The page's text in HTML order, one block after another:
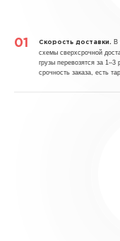
Скорость доставки.
В
схемы сверхсрочной
грузы перевозятся за
срочность заказа, есть